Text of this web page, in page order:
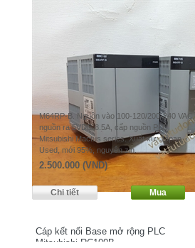
M64RP-B. Nguồn vào 100-120/200-240 VAC,
nguồn ra 5VDC 8.5A, cấp nguồn PLC
Mitsubishi Mactus series. Xuất xứ: Japan.
Used, mới 95%, nguyên zin.
2.500.000 (VND)
Cáp kết nối Base mở rộng PLC
Mitsubishi RC100B